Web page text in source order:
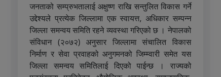
जनताको सम्प्रुभतालाई अक्षुष्ण राखि सन्तुलित विकास गर्ने
उद्देश्यले प्रत्येक जिल्लामा एक स्वायत्त, अधिकार सम्पन्न
जिल्ला समन्वय समिति रहने व्यवस्था गरिएको छ । नेपालको
संविधान (२०७२) अनुसार जिल्लामा संचालित विकास
निर्माण र सेवा प्रवाहको अनुगमनको जिम्म्वारी समेत यस
जिल्ला समन्वय समितिलाई दिएको पाईन्छ । राज्यको